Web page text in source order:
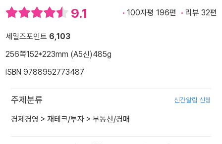
9.1 100자평 196편 리뷰 32편
세일즈포인트 6,103
256쪽152*223mm (A5신)485g
ISBN 9788952773487
주제분류 신간알림 신청
경제경영 > 재테크/투자 > 부동산/경매